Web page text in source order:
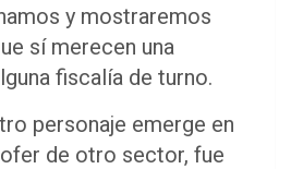
y mostraremos
sí merecen una
fiscalía de turno.
personaje emerge en
de otro sector, fue